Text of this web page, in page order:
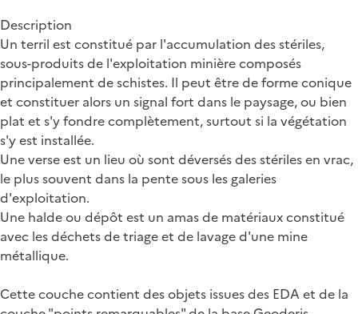
Description
Un terril est constitué par l'accumulation des stériles,
sous-produits de l'exploitation minière composés
principalement de schistes. Il peut être de forme conique
et constituer alors un signal fort dans le paysage, ou bien
plat et s'y fondre complètement, surtout si la végétation
s'y est installée.
Une verse est un lieu où sont déversés des stériles en vrac,
le plus souvent dans la pente sous les galeries
d'exploitation.
Une halde ou dépôt est un amas de matériaux constitué
avec les déchets de triage et de lavage d'une mine
métallique.
Cette couche contient des objets issues des EDA et de la